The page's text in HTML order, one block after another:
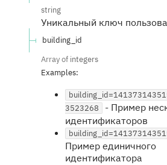
string
Уникальный ключ
building_id
Array of integers
Examples:
3523268
- Пример
идентификаторов
Пример единичного
идентификатора